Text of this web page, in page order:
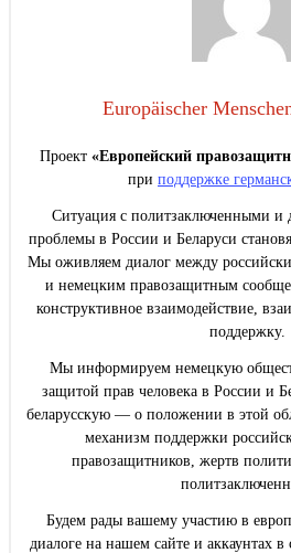
Europäischer
Проект «Европейский
при поддержке
Ситуация с политзаключенными и
проблемы в России и Беларуси
Мы оживляем диалог между
и немецким правозащитным
конструктивное взаимодействие,
поддержку.
Мы информируем немецкую
защитой прав человека в России и
беларусскую — о положении в этой
механизм поддержки
правозащитников, жертв
Будем рады вашему участию в
диалоге на нашем сайте и аккаунтах в